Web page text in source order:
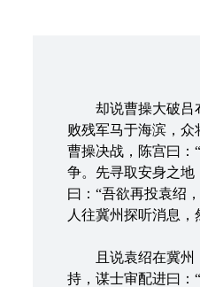
却说曹操大破吕
败残军马于海滨，
曹操决战，陈宫曰：
争。先寻取安身之地
曰：“吾欲再投袁绍
人往冀州探听消息，
且说袁绍在冀州
持，谋士审配进曰：